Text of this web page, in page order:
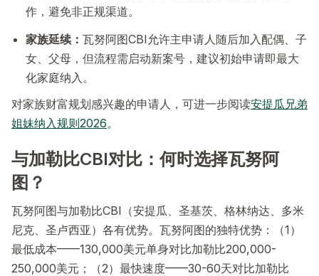
作，避免非正规渠道。
家族延续： 瓦努阿图CBI允许主申请人随后加入配偶、子
女、父母，但流程需启动新案号，建议初始申请即最大
化家庭纳入。
对家族财富规划感兴趣的申请人，可进一步阅读安提瓜兄弟
姐妹纳入规则2026。
与加勒比CBI对比：何时选择瓦努阿
图？
瓦努阿图与加勒比CBI（安提瓜、圣基茨、格林纳达、多米
尼克、圣卢西亚）各有优势。瓦努阿图的独特优势：（1）
最低成本——130,000美元单身对比加勒比200,000-
250,000美元；（2）最快速度——30-60天对比加勒比